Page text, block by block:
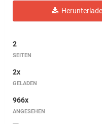
2
SEITEN
2x
GELADEN
966x
ANGESEHEN